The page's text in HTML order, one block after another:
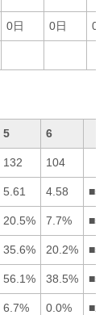
0日 0日 0日
5 6
132 104
5.61 4.58
20.5% 7.7%
35.6% 20.2%
56.1% 38.5%
6.7% 0.0%